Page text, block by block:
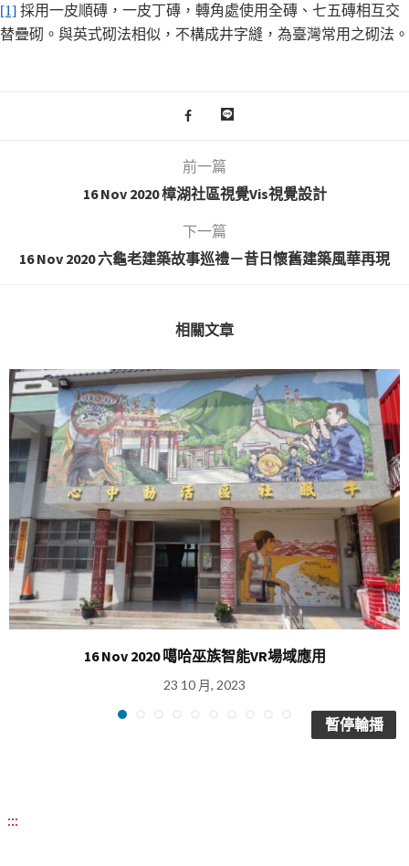
[1] 採用一皮順磚，一皮丁磚，轉角處使用全磚、七五磚相互交
替疊砌。與英式砌法相似，不構成井字縫，為臺灣常用之砌法。
前一篇
16 Nov 2020 樟湖社區視覺Vis視覺設計
下一篇
16 Nov 2020 六龜老建築故事巡禮－昔日懷舊建築風華再現
相關文章
16 Nov 2020 噶哈巫族智能VR場域應用
23 10 月, 2023
暫停輪播
:::